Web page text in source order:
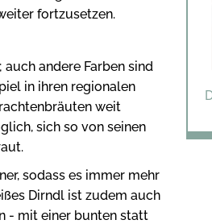
fortzusetzen.
andere Farben sind
in ihren regionalen
weit
sich so von seinen
sodass es immer mehr
Dirndl ist zudem auch
- mit einer bunten statt